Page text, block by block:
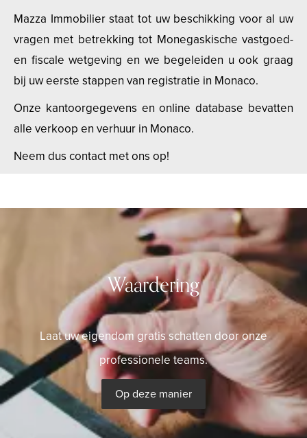
Mazza Immobilier staat tot uw beschikking voor al uw
vragen met betrekking tot Monegaskische vastgoed-
en fiscale wetgeving en we begeleiden u ook graag
bij uw eerste stappen van registratie in Monaco.
Onze kantoorgegevens en online database bevatten
alle verkoop en verhuur in Monaco.
Neem dus contact met ons op!
Waardering
Laat uw eigendom gratis schatten door onze
professionele teams.
Op deze manier